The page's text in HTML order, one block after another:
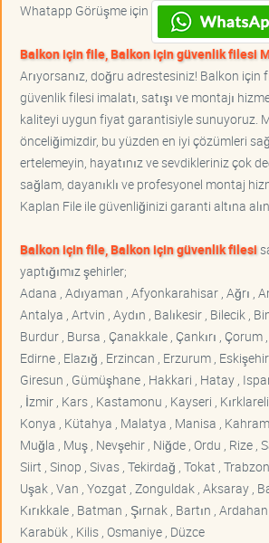
Whatapp Görüşme için
Balkon için file, Balkon için güvenlik filesi
Arıyorsanız, doğru adrestesiniz! Balkon için
güvenlik filesi imalatı, satışı ve montajı
kaliteyi uygun fiyat garantisiyle sunuyoruz.
önceliğimizdir, bu yüzden en iyi çözümleri
ertelemeyin, hayatınız ve sevdikleriniz çok
sağlam, dayanıklı ve profesyonel montaj
Kaplan File ile güvenliğinizi garanti altına
Balkon için file, Balkon için güvenlik filesi
yaptığımız şehirler;
Adana , Adıyaman , Afyonkarahisar , Ağrı ,
Antalya , Artvin , Aydın , Balıkesir , Bilecik ,
Burdur , Bursa , Çanakkale , Çankırı , Çorum ,
Edirne , Elazığ , Erzincan , Erzurum ,
Giresun , Gümüşhane , Hakkari , Hatay ,
, İzmir , Kars , Kastamonu , Kayseri , Kırklareli
Konya , Kütahya , Malatya , Manisa ,
Muğla , Muş , Nevşehir , Niğde , Ordu , Rize ,
Siirt , Sinop , Sivas , Tekirdağ , Tokat ,
Uşak , Van , Yozgat , Zonguldak , Aksaray ,
Kırıkkale , Batman , Şırnak , Bartın , Ardahan
Karabük , Kilis , Osmaniye , Düzce